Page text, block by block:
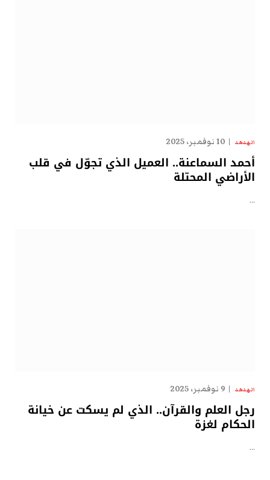
الهدهد 10 نوفمبر، 2025
أحمد السماعنة.. العميل الذي تجوّل في قلب
الأراضي المحتلة
…
الهدهد 9 نوفمبر، 2025
رجل العلم والقرآن.. الذي لم يسكت عن خيانة
الحكام لغزة
…